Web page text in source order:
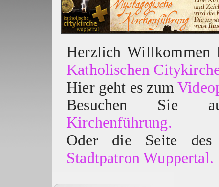
Herzlich
Katholischen
Hier geht es zum
Besuchen
Kirchenführung.
Oder die Seite des
Stadtpatron Wuppertal.